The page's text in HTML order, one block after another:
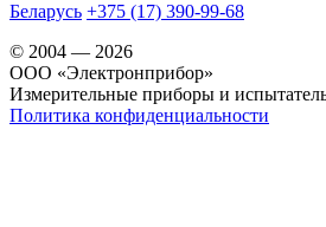
Беларусь +375 (17) 390-99-68
© 2004 — 2026
OOO «Электронприбор»
Измерительные приборы и
Политика конфиденциальности